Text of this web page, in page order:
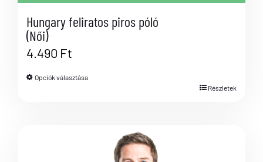
Hungary feliratos piros póló
(Női)
4.490 Ft
Opciók választása
Részletek